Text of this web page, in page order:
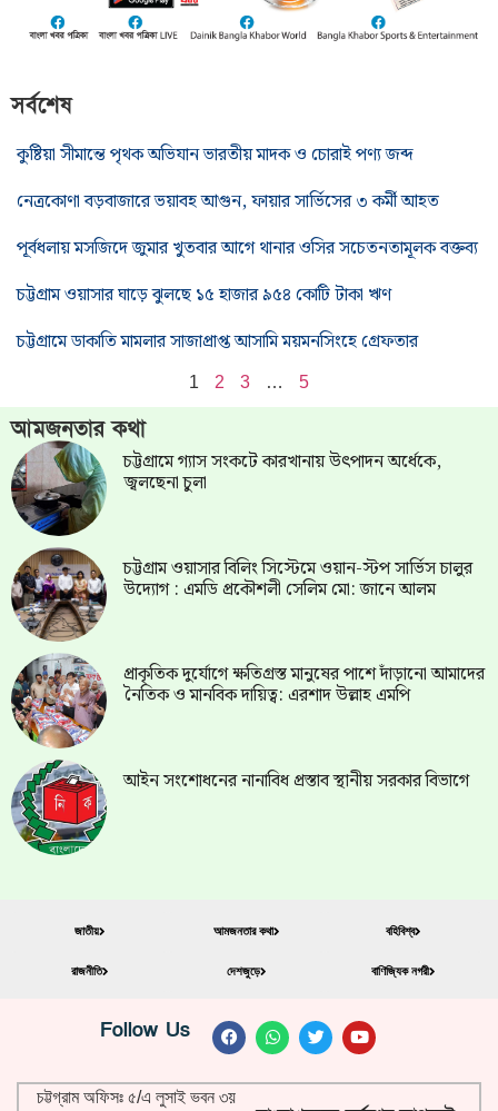
সর্বশেষ
কুষ্টিয়া সীমান্তে পৃথক অভিযান ভারতীয় মাদক ও চোরাই পণ্য জব্দ
নেত্রকোণা বড়বাজারে ভয়াবহ আগুন, ফায়ার সার্ভিসের ৩ কর্মী আহত
পূর্বধলায় মসজিদে জুমার খুতবার আগে থানার ওসির সচেতনতামূলক বক্তব্য
চট্টগ্রাম ওয়াসার ঘাড়ে ঝুলছে ১৫ হাজার ৯৫৪ কোটি টাকা ঋণ
চট্টগ্রামে ডাকাতি মামলার সাজাপ্রাপ্ত আসামি ময়মনসিংহে গ্রেফতার
1 2 3 … 5
আমজনতার কথা
চট্টগ্রামে গ্যাস সংকটে কারখানায় উৎপাদন অর্ধেকে,
জ্বলছেনা চুলা
চট্টগ্রাম ওয়াসার বিলিং সিস্টেমে ওয়ান-স্টপ সার্ভিস চালুর
উদ্যোগ : এমডি প্রকৌশলী সেলিম মো: জানে আলম
প্রাকৃতিক দুর্যোগে ক্ষতিগ্রস্ত মানুষের পাশে দাঁড়ানো আমাদের
নৈতিক ও মানবিক দায়িত্ব: এরশাদ উল্লাহ এমপি
আইন সংশোধনের নানাবিধ প্রস্তাব স্থানীয় সরকার বিভাগে
জাতীয়
রাজনীতি
আমজনতার কথা
দেশজুড়ে
বহিবিশ্ব
বাণিজ্যিক নগরী
Follow Us
চট্টগ্রাম অফিসঃ ৫/এ লুসাই ভবন ৩য়